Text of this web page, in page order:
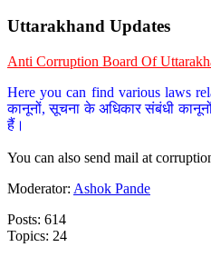
Uttarakhand Updates
Anti Corruption Board Of
Here you can find various laws
कानूनों, सूचना के अधिकार संबंधी
हैं।
You can also send mail at
Moderator: Ashok Pande
Posts: 614
Topics: 24